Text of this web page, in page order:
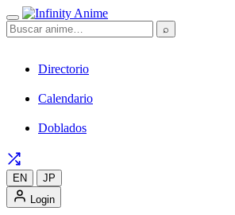
⌕
Directorio
Calendario
Doblados
EN
JP
Login